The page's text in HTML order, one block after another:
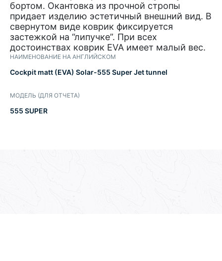
НАИМЕНОВАНИЕ НА АНГЛИЙСКОМ
Cockpit matt (EVA) Solar-555 Super Jet tunnel
МОДЕЛЬ (ДЛЯ ОТЧЕТА)
555 SUPER
бортом. Окантовка из прочной стропы
придает изделию эстетичный внешний вид. В
свернутом виде коврик фиксируется
застежкой на “липучке”. При всех
достоинствах коврик EVA имеет малый вес.